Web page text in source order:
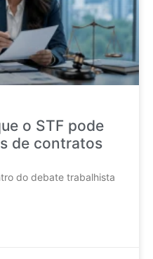
o STF pode
de contratos
do debate trabalhista